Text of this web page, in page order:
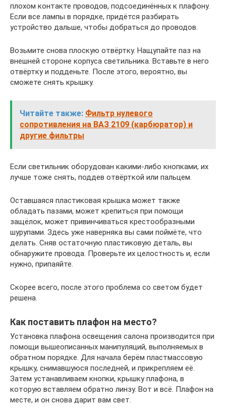
плохом контакте проводов, подсоединённых к плафону.
Если все лампы в порядке, придётся разбирать
устройство дальше, чтобы добраться до проводов.
Возьмите снова плоскую отвёртку. Нащупайте паз на
внешней стороне корпуса светильника. Вставьте в него
отвёртку и подденьте. После этого, вероятно, вы
сможете снять крышку.
Читайте также: Фильтр нулевого
сопротивления на ВАЗ 2109 (карбюратор) и
другие фильтры
Если светильник оборудован какими-либо кнопками, их
лучше тоже снять, поддев отвёрткой или пальцем.
Оставшаяся пластиковая крышка может также
обладать пазами, может крепиться при помощи
защёлок, может привинчиваться крестообразными
шурупами. Здесь уже наверняка вы сами поймёте, что
делать. Сняв остаточную пластиковую деталь, вы
обнаружите провода. Проверьте их целостность и, если
нужно, припаяйте.
Скорее всего, после этого проблема со светом будет
решена.
Как поставить плафон на место?
Установка плафона освещения салона производится при
помощи вышеописанных манипуляций, выполняемых в
обратном порядке. Для начала берём пластмассовую
крышку, снимавшуюся последней, и прикрепляем её.
Затем устанавливаем кнопки, крышку плафона, в
которую вставляем обратно линзу. Вот и всё. Плафон на
месте, и он снова дарит вам свет.